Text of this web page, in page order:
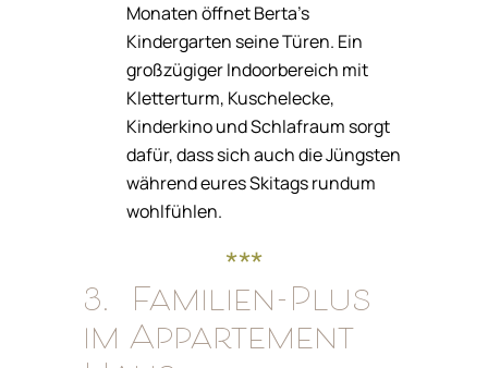
Monaten öffnet Berta’s
Kindergarten seine Türen. Ein
großzügiger Indoorbereich mit
Kletterturm, Kuschelecke,
Kinderkino und Schlafraum sorgt
dafür, dass sich auch die Jüngsten
während eures Skitags rundum
wohlfühlen.
***
3. Familien-Plus
im Appartement